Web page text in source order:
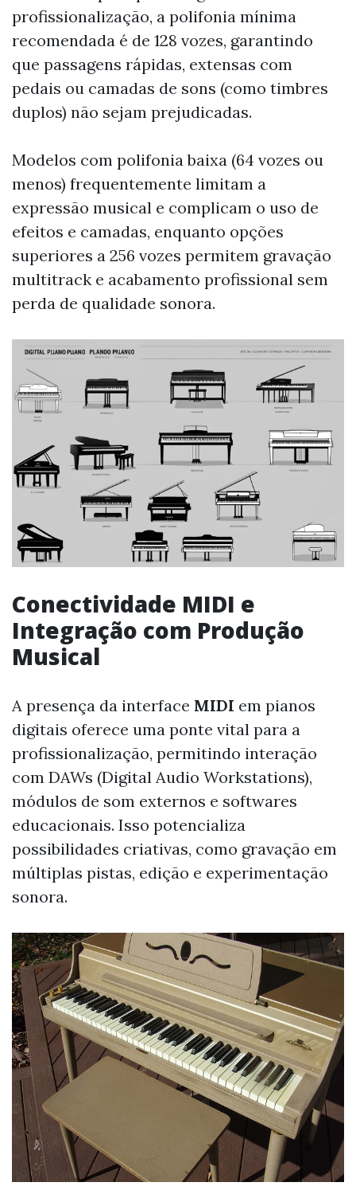
profissionalização, a polifonia mínima
recomendada é de 128 vozes, garantindo
que passagens rápidas, extensas com
pedais ou camadas de sons (como timbres
duplos) não sejam prejudicadas.
Modelos com polifonia baixa (64 vozes ou
menos) frequentemente limitam a
expressão musical e complicam o uso de
efeitos e camadas, enquanto opções
superiores a 256 vozes permitem gravação
multitrack e acabamento profissional sem
perda de qualidade sonora.
Conectividade MIDI e
Integração com Produção
Musical
A presença da interface MIDI em pianos
digitais oferece uma ponte vital para a
profissionalização, permitindo interação
com DAWs (Digital Audio Workstations),
módulos de som externos e softwares
educacionais. Isso potencializa
possibilidades criativas, como gravação em
múltiplas pistas, edição e experimentação
sonora.